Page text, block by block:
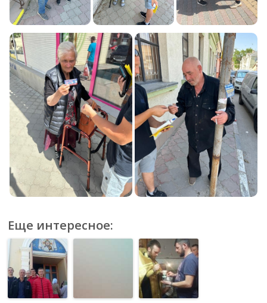
Еще интересное: